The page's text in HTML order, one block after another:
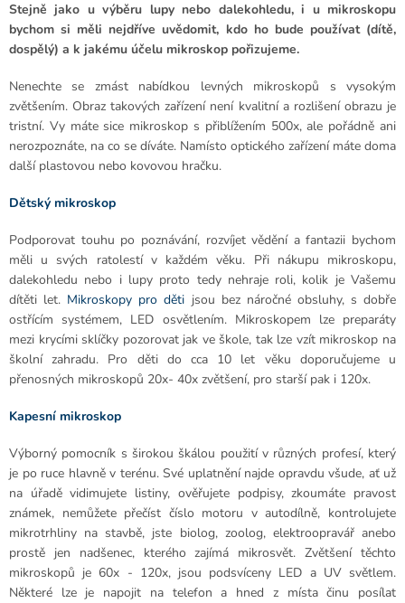
Stejně jako u výběru lupy nebo dalekohledu, i u mikroskopu
bychom si měli nejdříve uvědomit, kdo ho bude používat (dítě,
dospělý) a k jakému účelu mikroskop pořizujeme.
Nenechte se zmást nabídkou levných mikroskopů s vysokým
zvětšením. Obraz takových zařízení není kvalitní a rozlišení obrazu je
tristní. Vy máte sice mikroskop s přiblížením 500x, ale pořádně ani
nerozpoznáte, na co se díváte. Namísto optického zařízení máte doma
další plastovou nebo kovovou hračku.
Dětský mikroskop
Podporovat touhu po poznávání, rozvíjet vědění a fantazii bychom
měli u svých ratolestí v každém věku. Při nákupu mikroskopu,
dalekohledu nebo i lupy proto tedy nehraje roli, kolik je Vašemu
dítěti let. Mikroskopy pro děti jsou bez náročné obsluhy, s dobře
ostřícím systémem, LED osvětlením. Mikroskopem lze preparáty
mezi krycími sklíčky pozorovat jak ve škole, tak lze vzít mikroskop na
školní zahradu. Pro děti do cca 10 let věku doporučujeme u
přenosných mikroskopů 20x- 40x zvětšení, pro starší pak i 120x.
Kapesní mikroskop
Výborný pomocník s širokou škálou použití v různých profesí, který
je po ruce hlavně v terénu. Své uplatnění najde opravdu všude, ať už
na úřadě vidimujete listiny, ověřujete podpisy, zkoumáte pravost
známek, nemůžete přečíst číslo motoru v autodílně, kontrolujete
mikrotrhliny na stavbě, jste biolog, zoolog, elektroopravář anebo
prostě jen nadšenec, kterého zajímá mikrosvět. Zvětšení těchto
mikroskopů je 60x - 120x, jsou podsvíceny LED a UV světlem.
Některé lze je napojit na telefon a hned z místa činu posílat